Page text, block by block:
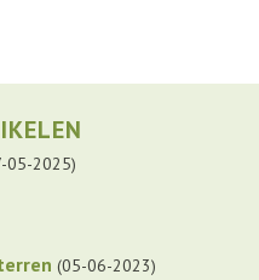
05-2025
05-06-2023